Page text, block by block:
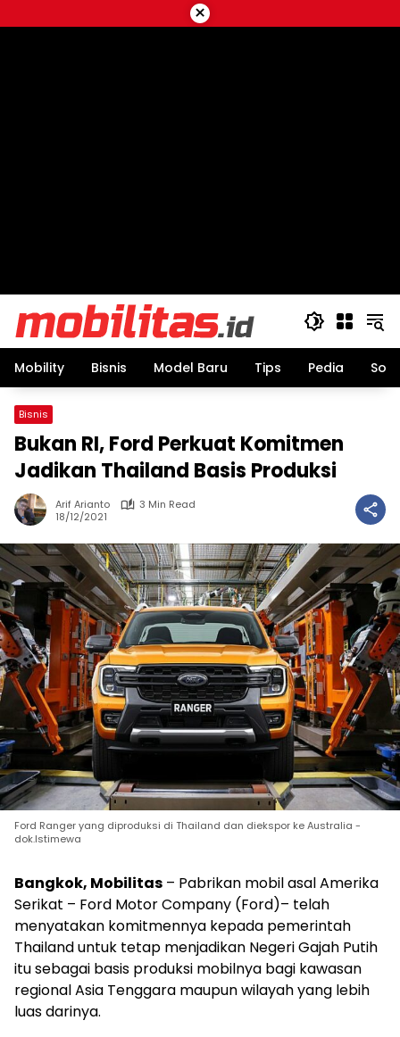
to
×
Mobility Bisnis Model Baru Tips Pedia
Bisnis
Bukan RI, Ford Perkuat Komitmen
Jadikan Thailand Basis Produksi
Arif Arianto
3 Min Read
18/12/2021
Ford Ranger yang diproduksi di Thailand dan diekspor ke Australia -
dok.Istimewa
Bangkok, Mobilitas – Pabrikan mobil asal Amerika
Serikat – Ford Motor Company (Ford)– telah
menyatakan komitmennya kepada pemerintah
Thailand untuk tetap menjadikan Negeri Gajah Putih
itu sebagai basis produksi mobilnya bagi kawasan
regional Asia Tenggara maupun wilayah yang lebih
luas darinya.